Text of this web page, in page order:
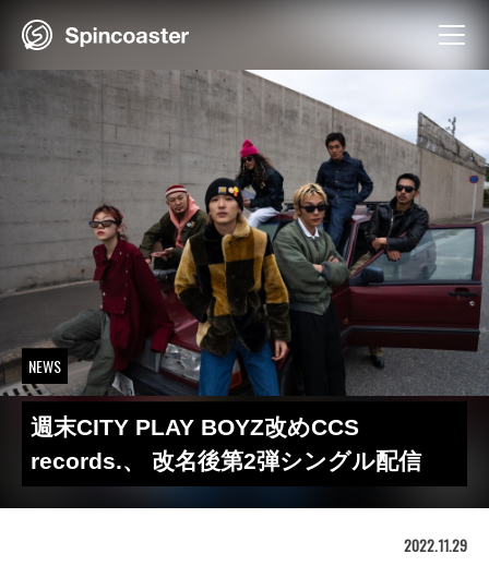
NEWS
週末CITY PLAY BOYZ改めCCS
records.、 改名後第2弾シングル配信
2022.11.29